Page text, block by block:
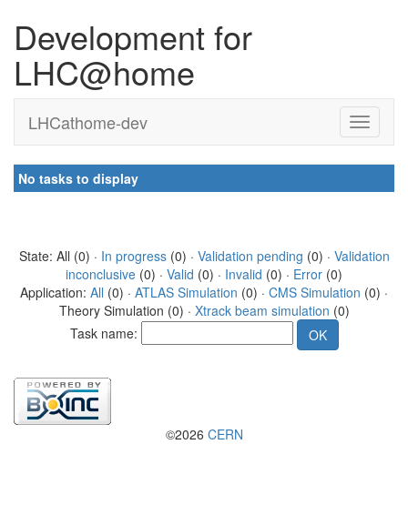
Development for
LHC@home
LHCathome-dev
No tasks to display
State: All (0) · In progress(0) · Validation pending (0) · Validation
inconclusive (0) · Valid (0) · Invalid (0) · Error (0)
Application: All (0) · ATLAS Simulation (0) · CMS Simulation (0) ·
Theory Simulation (0) · Xtrack beam simulation (0)
Task name:
©2026 CERN